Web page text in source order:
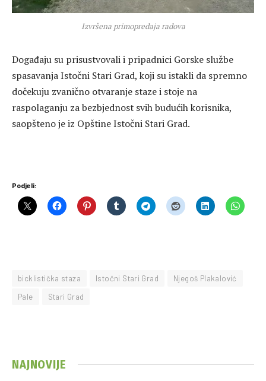
Izvršena primopredaja radova
Događaju su prisustvovali i pripadnici Gorske službe
spasavanja Istočni Stari Grad, koji su istakli da spremno
dočekuju zvanično otvaranje staze i stoje na
raspolaganju za bezbjednost svih budućih korisnika,
saopšteno je iz Opštine Istočni Stari Grad.
Podjeli:
bicklistička staza Istočni Stari Grad
Njegoš Plakalović
Pale
Stari Grad
NAJNOVIJE